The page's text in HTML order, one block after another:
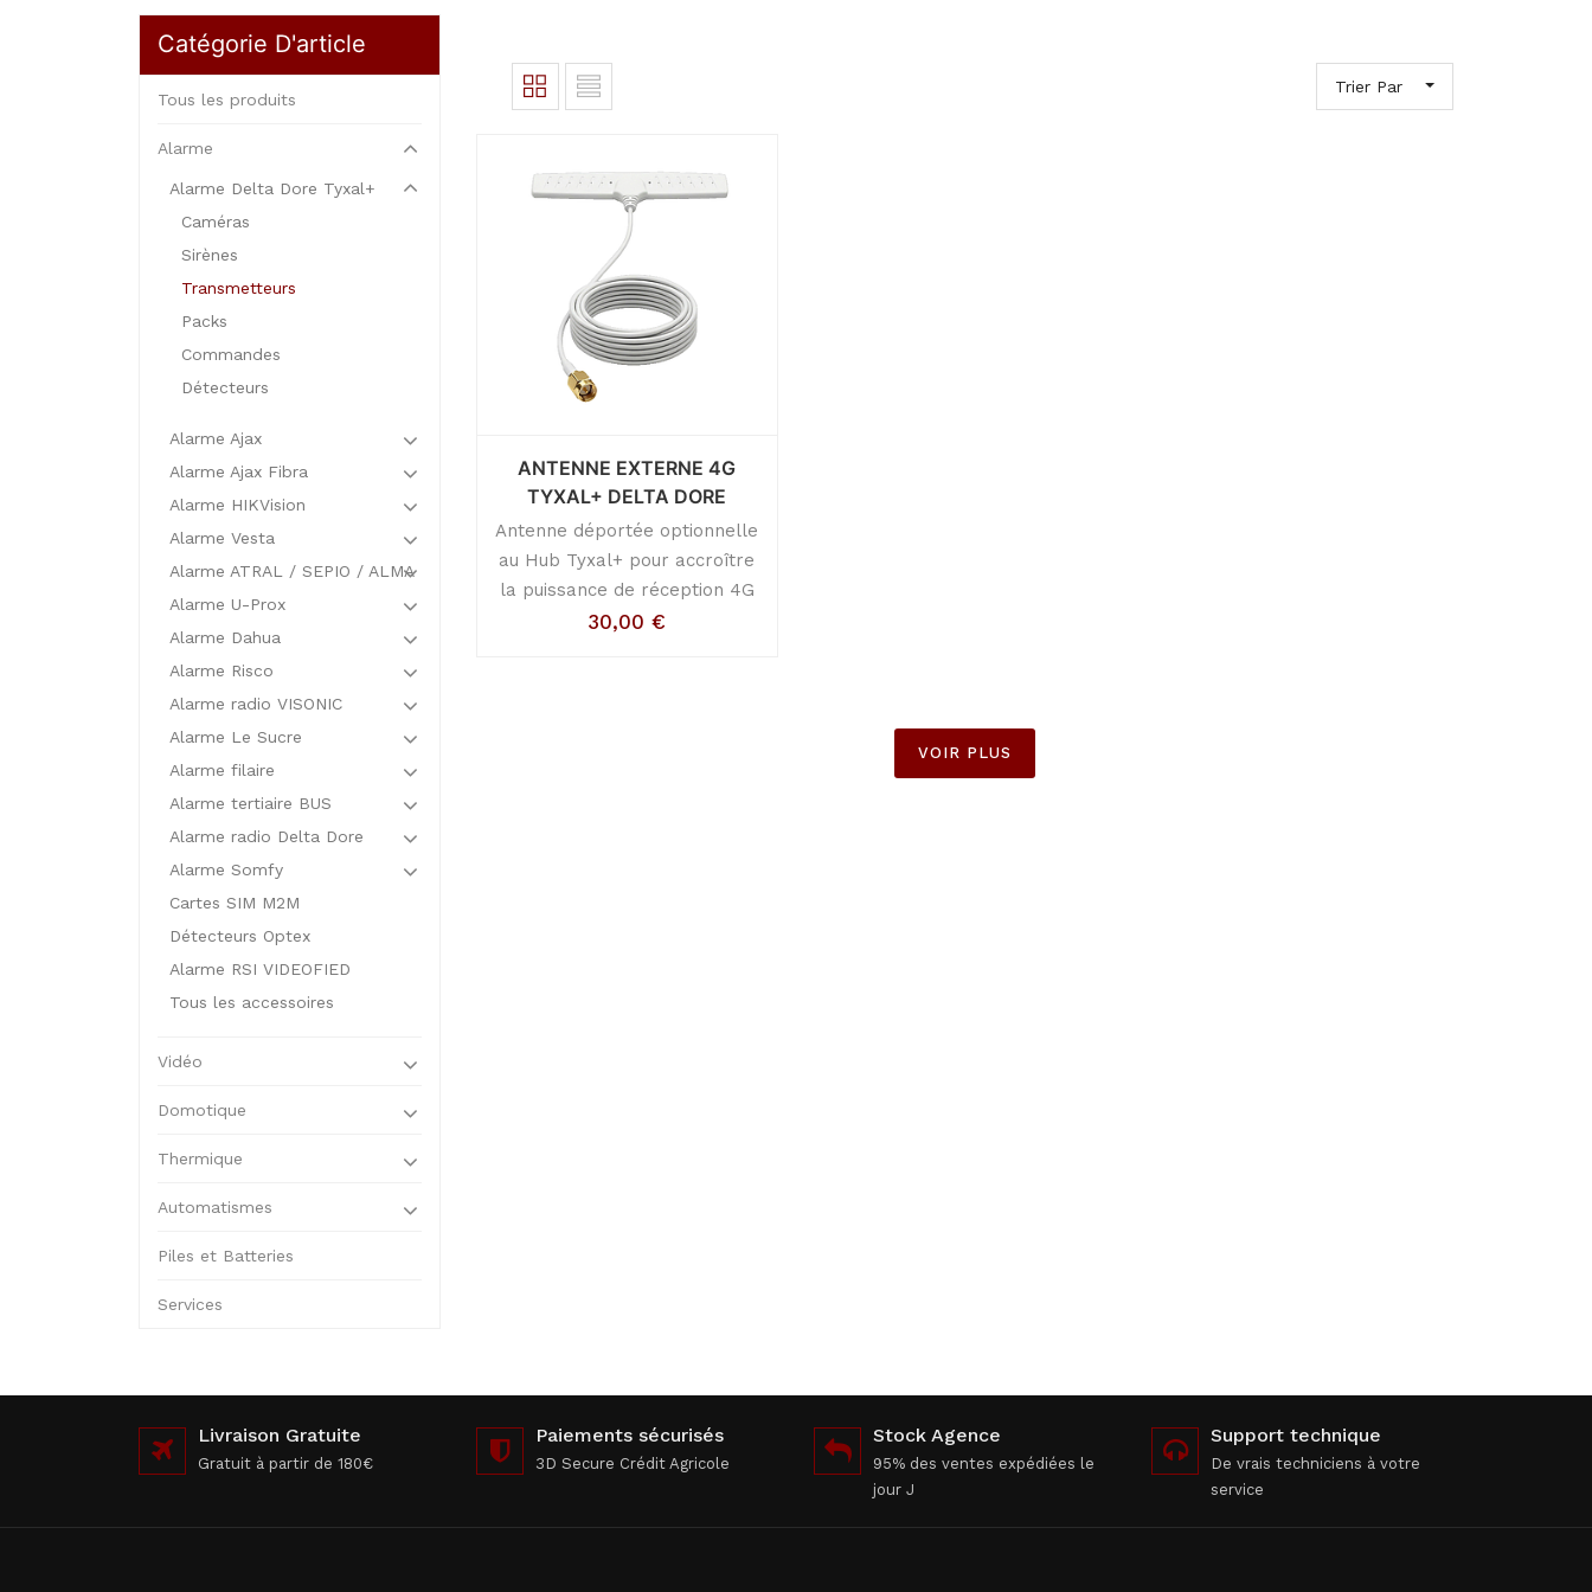
Catégorie D'article
Tous les produits
Alarme
Alarme Delta Dore Tyxal+
Caméras
Sirènes
Transmetteurs
Packs
Commandes
Détecteurs
Alarme Ajax
Alarme Ajax Fibra
Alarme HIKVision
Alarme Vesta
Alarme ATRAL / SEPIO / ALMA
Alarme U-Prox
Alarme Dahua
Alarme Risco
Alarme radio VISONIC
Alarme Le Sucre
Alarme filaire
Alarme tertiaire BUS
Alarme radio Delta Dore
Alarme Somfy
Cartes SIM M2M
Détecteurs Optex
Alarme RSI VIDEOFIED
Tous les accessoires
Vidéo
Domotique
Thermique
Automatismes
Piles et Batteries
Services
Trier Par
ANTENNE EXTERNE 4G
TYXAL+ DELTA DORE
Antenne déportée optionnelle
au Hub Tyxal+ pour accroître
la puissance de réception 4G
30,00 €
VOIR PLUS
Livraison Gratuite
Gratuit à partir de 180€
Paiements sécurisés
3D Secure Crédit Agricole
Stock Agence
95% des ventes expédiées le
jour J
Support technique
De vrais techniciens à votre
service